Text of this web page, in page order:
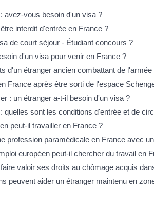
avez-vous besoin d'un visa ?
interdit d'entrée en France ?
de court séjour - Étudiant concours ?
d'un visa pour venir en France ?
d'un étranger ancien combattant de
France après être sorti de l'espace
: un étranger a-t-il besoin d'un visa ?
quelles sont les conditions d'entrée et de
peut-il travailler en France ?
profession paramédicale en France avec
européen peut-il chercher du travail en
valoir ses droits au chômage acquis
peuvent aider un étranger maintenu en